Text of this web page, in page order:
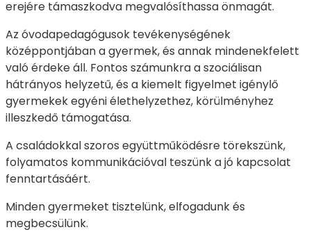
erejére támaszkodva megvalósíthassa önmagát.
Az óvodapedagógusok tevékenységének
középpontjában a gyermek, és annak mindenekfelett
való érdeke áll. Fontos számunkra a szociálisan
hátrányos helyzetű, és a kiemelt figyelmet igénylő
gyermekek egyéni élethelyzethez, körülményhez
illeszkedő támogatása.
A családokkal szoros együttműködésre törekszünk,
folyamatos kommunikációval teszünk a jó kapcsolat
fenntartásáért.
Minden gyermeket tisztelünk, elfogadunk és
megbecsülünk.